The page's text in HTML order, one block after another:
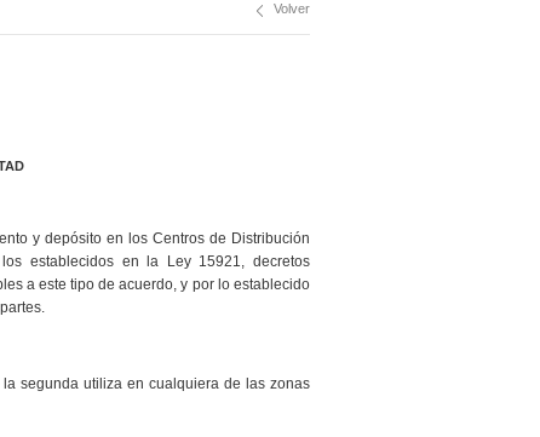
Volver
y depósito en los Centros de Distribución
establecidos en la Ley 15921, decretos
a este tipo de acuerdo, y por lo establecido
segunda utiliza en cualquiera de las zonas